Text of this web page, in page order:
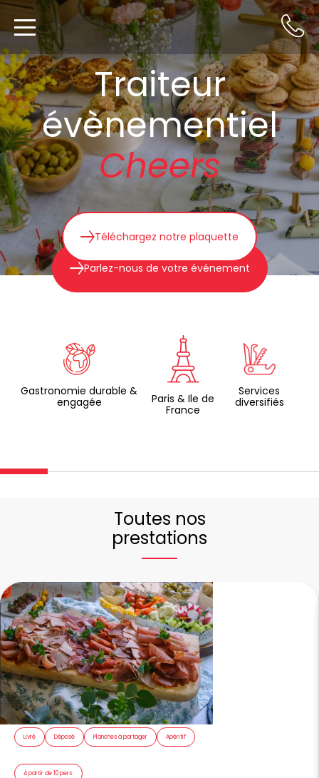
Traiteur
évènementiel
Cheers
Parlez-nous de votre événement
Téléchargez notre plaquette
Gastronomie durable &
engagée
Paris & Ile de
France
Services
diversifiés
Toutes nos
prestations
Livré Déposé Planches à partager Apéritif
À partir de 10 pers.